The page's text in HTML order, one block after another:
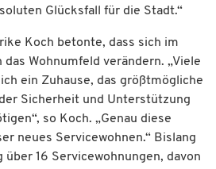
Glücksfall für die Stadt.“
Koch betonte, dass sich im
Wohnumfeld verändern. „Viele
ein Zuhause, das größtmögliche
Sicherheit und Unterstützung
so Koch. „Genau diese
neues Servicewohnen.“ Bislang
16 Servicewohnungen, davon